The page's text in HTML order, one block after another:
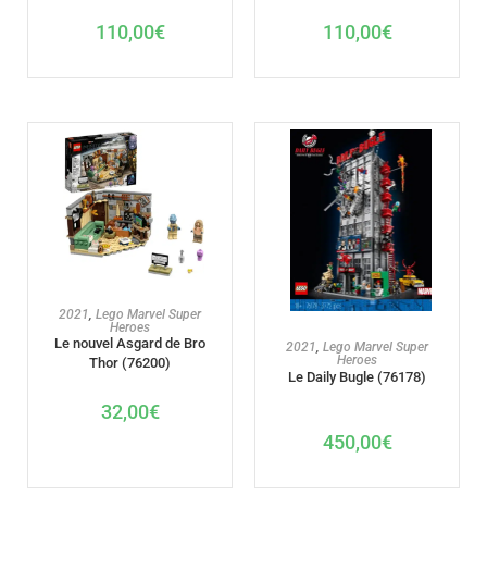
110,00€ 110,00€
AJOUTER AU PANIER
2021, Lego Marvel Super
Heroes
Le nouvel Asgard de Bro
Thor (76200)
32,00€
AJOUTER AU PANIER
2021 Lego Marvel Super
Heroes
Le Daily Bugle (76178)
450,00€